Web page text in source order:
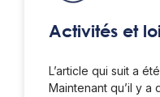
Activités et
L’article qui suit a
Maintenant qu’il y